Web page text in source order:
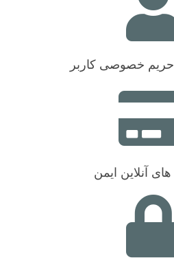
خصوصی کاربر
آنلاین ایمن